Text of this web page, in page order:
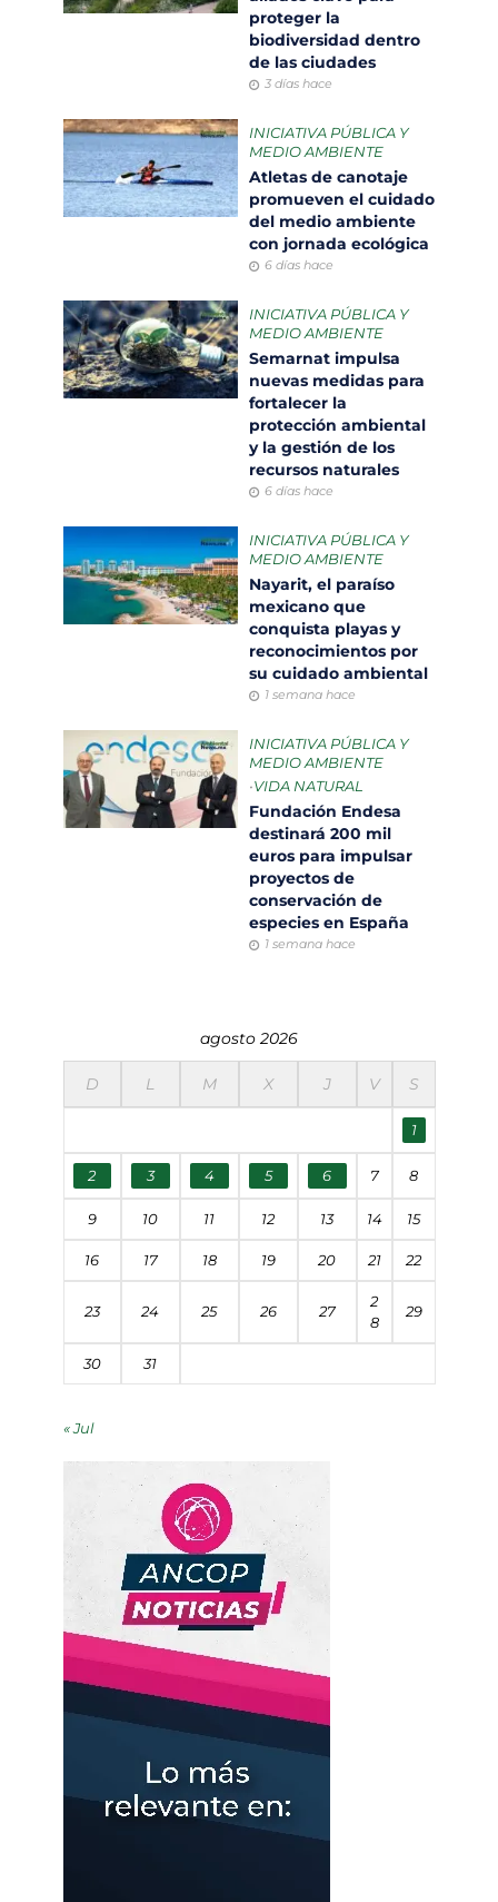
proteger la
biodiversidad dentro
de las ciudades
3 días hace
INICIATIVA PÚBLICA Y
MEDIO AMBIENTE
Atletas de canotaje
promueven el cuidado
del medio ambiente
con jornada ecológica
6 días hace
INICIATIVA PÚBLICA Y
MEDIO AMBIENTE
Semarnat impulsa
nuevas medidas para
fortalecer la
protección ambiental
y la gestión de los
recursos naturales
6 días hace
INICIATIVA PÚBLICA Y
MEDIO AMBIENTE
Nayarit, el paraíso
mexicano que
conquista playas y
reconocimientos por
su cuidado ambiental
1 semana hace
INICIATIVA PÚBLICA Y
MEDIO AMBIENTE
•VIDA NATURAL
Fundación Endesa
destinará 200 mil
euros para impulsar
proyectos de
conservación de
especies en España
1 semana hace
agosto 2026
D L M X J V S
1
2 3 4 5 6 7 8
9 10 11 12 13 14 15
16 17 18 19 20 21 22
23 24 25 26 27
2
8
29
30 31
« Jul